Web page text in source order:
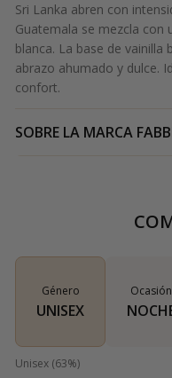
Sri Lanka abren con
Guatemala se mezcla con
blanca. La base de
abrazo ahumado y dulce.
confort.
SOBRE LA MARCA
Género
UNISEX
Ocasión
Unisex (63%)